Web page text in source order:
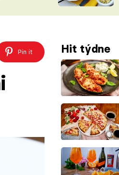
ŠÉFREDAKTORKY
ČASOPIS
Pin it Hit týdne